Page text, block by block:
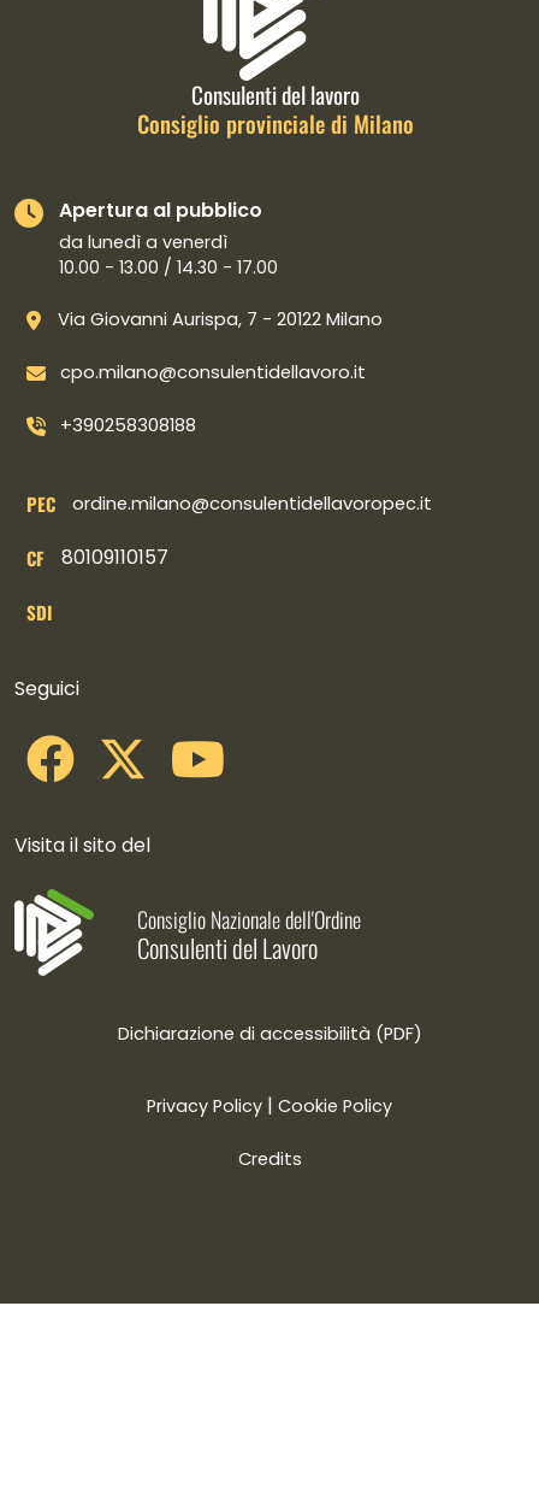
Consulenti del lavoro
Consiglio provinciale di Milano
Apertura al pubblico
da lunedì a venerdì
10.00 - 13.00 / 14.30 - 17.00
Via Giovanni Aurispa, 7 - 20122 Milano
cpo.milano@consulentidellavoro.it
+390258308188
PEC ordine.milano@consulentidellavoropec.it
CF 80109110157
SDI
Seguici
Visita il sito del
Consiglio Nazionale dell'Ordine
Consulenti del Lavoro
Dichiarazione di accessibilità (PDF)
Privacy Policy | Cookie Policy
Credits